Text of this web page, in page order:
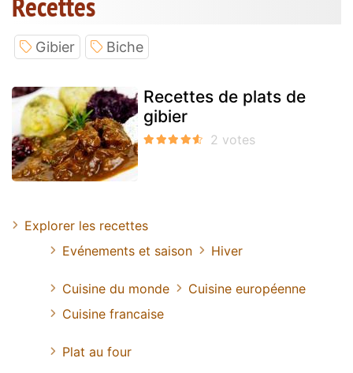
Gibier Biche
Recettes de plats de
gibier
Explorer les recettes
Evénements et saison
Hiver
Cuisine du monde
Cuisine européenne
Cuisine francaise
Plat au four